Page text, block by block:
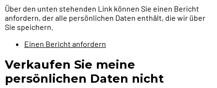
Über den unten stehenden Link können Sie einen Bericht
anfordern, der alle persönlichen Daten enthält, die wir über
Sie speichern.
Einen Bericht anfordern
Verkaufen Sie meine
persönlichen Daten nicht